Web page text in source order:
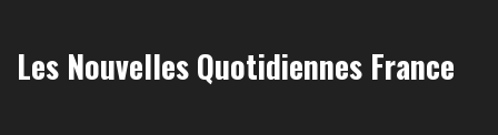
Les Nouvelles Quotidiennes France